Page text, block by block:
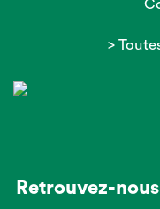
>
Retrouvez-